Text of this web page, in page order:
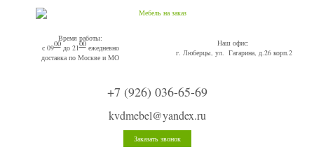
Время работы:
с 0900до 2100ежедневно
доставка по Москве и МО
Наш офис:
г. Люберцы, ул. Гагарина, д.26 корп.2
+7 (926) 036-65-69
kvdmebel@yandex.ru
Заказать звонок